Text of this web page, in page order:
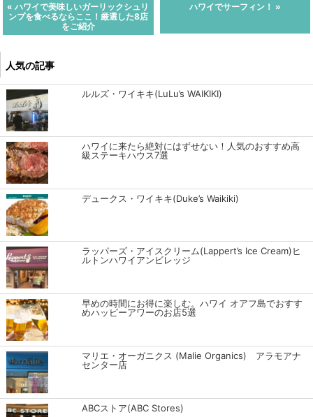
« ハワイで美味しいガーリックシュリ
ンプを食べるならここ！厳選した8店
をご紹介
ハワイでサーフィン！ »
人気の記事
ルルズ・ワイキキ(LuLu’s WAIKIKI)
ハワイに来たら絶対にはずせない！人気のおすすめ高
級ステーキハウス7選
デュークス・ワイキキ(Duke’s Waikiki)
ラッパーズ・アイスクリーム(Lappert’s Ice Cream)ヒ
ルトンハワイアンビレッジ
早めの時間にお得に楽しむ。ハワイ オアフ島でおすす
めハッピーアワーのお店5選
マリエ・オーガニクス (Malie Organics) アラモアナ
センター店
ABCストア(ABC Stores)